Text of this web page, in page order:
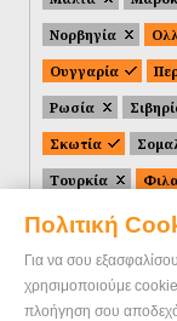
Πολιτική
Για να σου
χρησιμοποιούμε
πλοήγηση σου
Νορβηγία
Ουγγαρία
Ρωσία
Σκωτία
Τουρκία